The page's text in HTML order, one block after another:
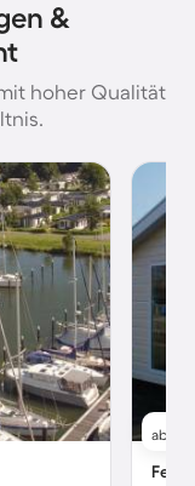
&
hoher Qualität
ab